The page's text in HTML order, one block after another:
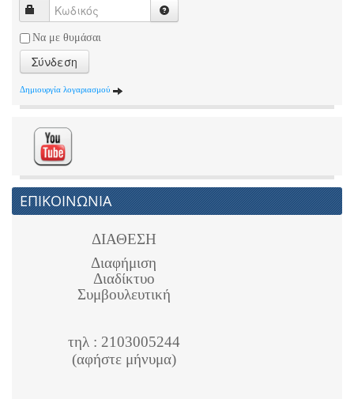
Να με θυμάσαι
Σύνδεση
Δημιουργία λογαριασμού
ΕΠΙΚΟΙΝΩΝΙΑ
ΔΙΑΘΕΣΗ
Διαφήμιση
Διαδίκτυο
Συμβουλευτική
τηλ : 2103005244
(αφήστε μήνυμα)